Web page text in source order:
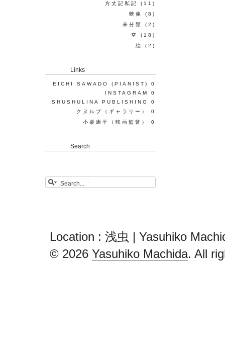
方丈記私記
(11)
映像
(8)
未分類
(2)
空
(18)
絵
(2)
Links
EICHI SAWADO (PIANIST)
0
INSTAGRAM
0
SHUSHULINA PUBLISHING
0
クヌルプ（ギャラリー）
0
小栗康平（映画監督）
0
Search
Location : 浅虫 | Yasuhiko
© 2026 Yasuhiko Machida. All